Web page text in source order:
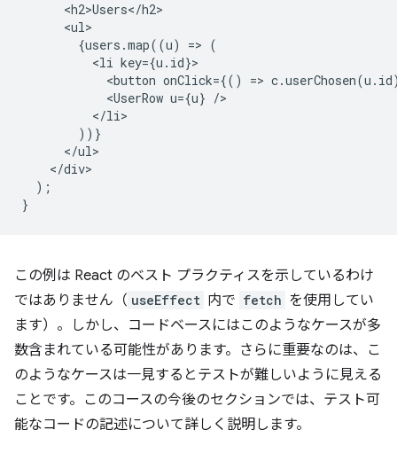
<h2>Users</h2
<ul
{users .map((u) => (
<li key={u . id}
<button onClick={() => c.userChosen(u . id
<UserRow u={u} /
</li
))}
</ul
</div
);
}
この例は React のベスト プラクティスを示しているわけ
ではありません（ useEffect 内で fetch を使用してい
ます）。しかし、コードベースにはこのようなケースが多
数含まれている可能性があります。さらに重要なのは、こ
のようなケースは一見するとテストが難しいように見える
ことです。このコースの今後のセクションでは、テスト可
能なコードの記述について詳しく説明します。